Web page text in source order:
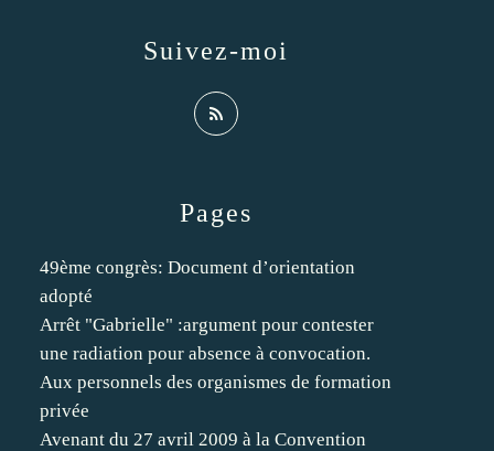
Pages
49ème congrès: Document d’orientation
adopté
Arrêt "Gabrielle" :argument pour contester
une radiation pour absence à convocation.
Aux personnels des organismes de formation
privée
Avenant du 27 avril 2009 à la Convention
Suivez-moi